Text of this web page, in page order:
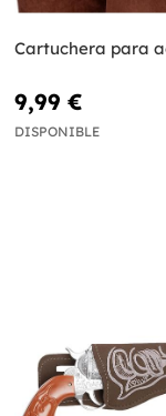
Cartuchera para
9,99 €
DISPONIBLE